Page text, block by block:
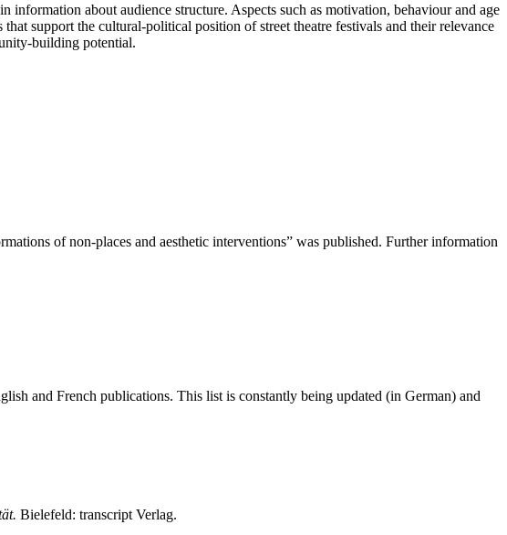
about audience structure. Aspects such as motivation, behaviour and age
support the cultural-political position of street theatre festivals and their relevance
building potential.
of non-places and aesthetic interventions” was published. Further information
and French publications. This list is constantly being updated (in German) and
Bielefeld: transcript Verlag.